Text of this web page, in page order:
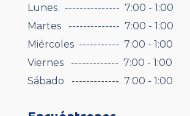
Lunes --------------- 7:00 - 1:00
Martes -------------- 7:00 - 1:00
Miércoles ----------- 7:00 - 1:00
Viernes ------------- 7:00 - 1:00
Sábado ------------- 7:00 - 1:00